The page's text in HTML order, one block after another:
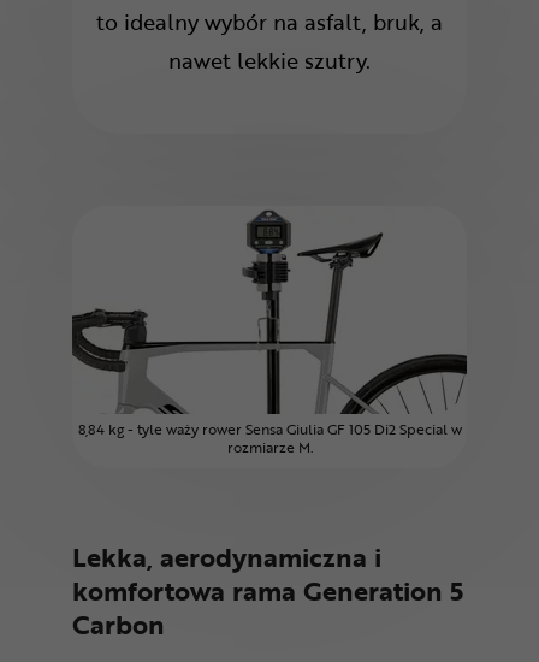
to idealny wybór na asfalt, bruk, a
nawet lekkie szutry.
8,84 kg - tyle waży rower Sensa Giulia GF 105 Di2 Special w
rozmiarze M.
Lekka, aerodynamiczna i
komfortowa rama Generation 5
Carbon